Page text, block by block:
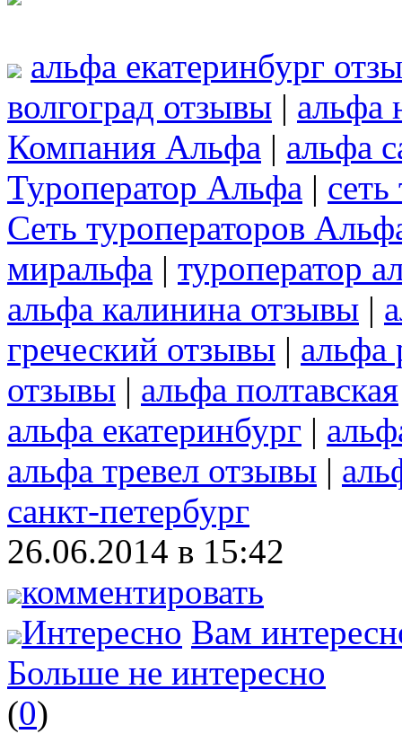
альфа екатеринбург
волгоград отзывы | альфа
Компания Альфа | альфа
Туроператор Альфа |
Сеть туроператоров
миральфа | туроператор
альфа калинина отзывы |
греческий отзывы | альфа
отзывы | альфа полтавская
альфа екатеринбург |
альфа тревел отзывы |
санкт-петербург
26.06.2014 в 15:42
комментировать
Интересно Вам
Больше не интересно
(0)